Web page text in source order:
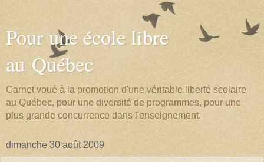
Pour une école libre
au Québec
Carnet voué à la promotion d'une véritable liberté scolaire
au Québec, pour une diversité de programmes, pour une
plus grande concurrence dans l'enseignement.
dimanche 30 août 2009